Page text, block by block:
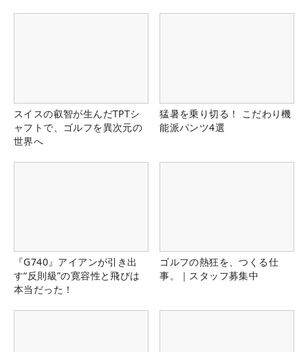
スイスの叡智が生んだTPTシ
ャフトで、ゴルフを異次元の
世界へ
猛暑を乗り切る！ こだわり機
能派パンツ4選
『G740』アイアンが引き出
す“反則級”の寛容性と飛びは
本当だった！
ゴルフの熱狂を、つくる仕
事。｜スタッフ募集中